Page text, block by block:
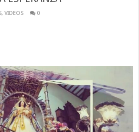
,VIDEOS 0